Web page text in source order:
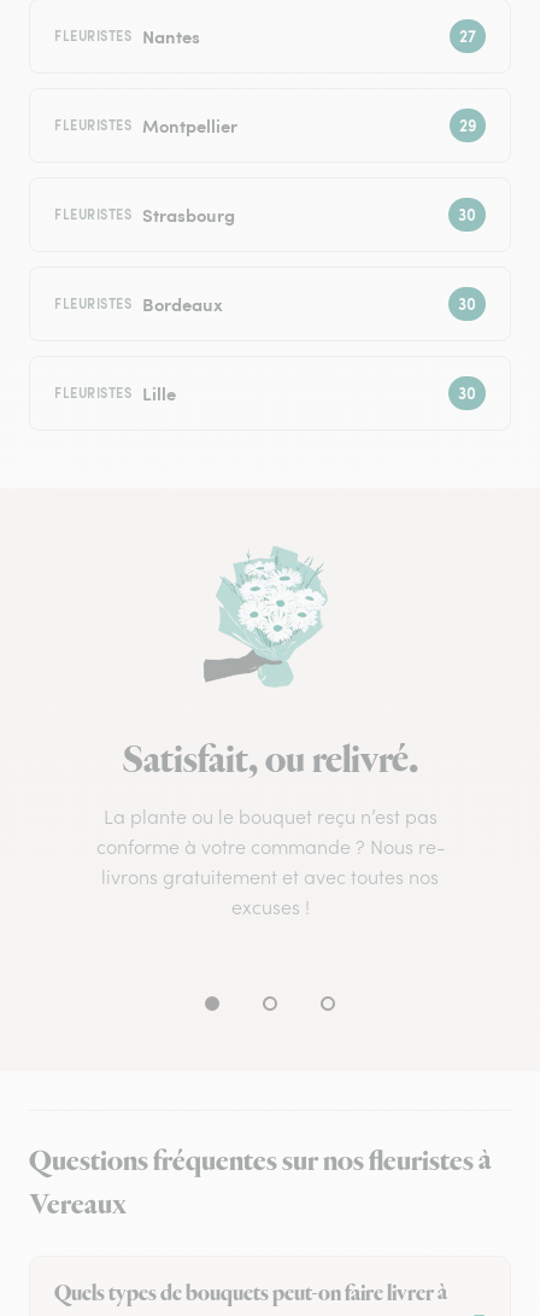
FLEURISTES Nantes
FLEURISTES Montpellier
FLEURISTES Strasbourg
FLEURISTES Bordeaux
FLEURISTES Lille
Satisfait, ou relivré.
La plante ou le bouquet reçu n’est pas
conforme à votre commande ? Nous re-
livrons gratuitement et avec toutes nos
excuses !
Questions fréquentes sur nos fleuristes à
Vereaux
Quels types de bouquets peut-on faire livrer à